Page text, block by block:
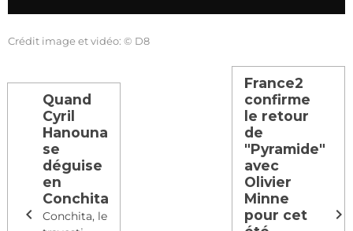
Crédit image et vidéo: © D8
Quand
Cyril
Hanouna
se
déguise
en
Conchita
Conchita, le
France2
confirme
le retour
de
"Pyramide"
avec
Olivier
Minne
pour cet